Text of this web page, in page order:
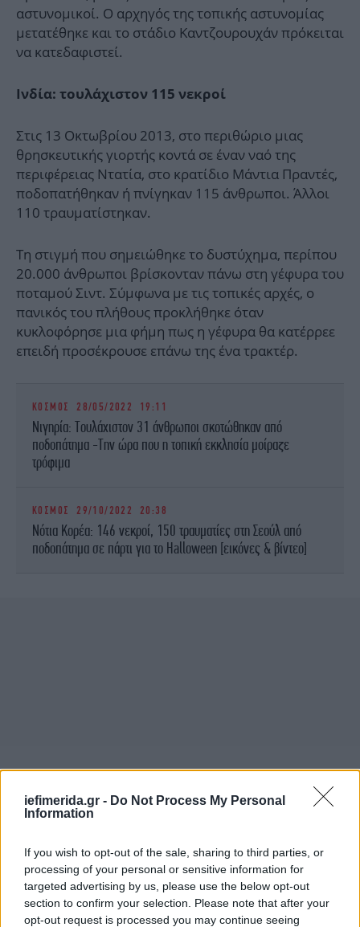
iefimerida.gr - Do Not Process My Personal
Information
If you wish to opt-out of the sale, sharing to third parties, or
processing of your personal or sensitive information for
targeted advertising by us, please use the below opt-out
section to confirm your selection. Please note that after your
opt-out request is processed you may continue seeing
αστυνομικοί. Ο αρχηγός της τοπικής αστυνομίας
μετατέθηκε και το στάδιο Καντζουρουχάν πρόκειται
να κατεδαφιστεί.
Ινδία: τουλάχιστον 115 νεκροί
Στις 13 Οκτωβρίου 2013, στο περιθώριο μιας
θρησκευτικής γιορτής κοντά σε έναν ναό της
περιφέρειας Ντατία, στο κρατίδιο Μάντια Πραντές,
ποδοπατήθηκαν ή πνίγηκαν 115 άνθρωποι. Άλλοι
110 τραυματίστηκαν.
Τη στιγμή που σημειώθηκε το δυστύχημα, περίπου
20.000 άνθρωποι βρίσκονταν πάνω στη γέφυρα του
ποταμού Σιντ. Σύμφωνα με τις τοπικές αρχές, ο
πανικός του πλήθους προκλήθηκε όταν
κυκλοφόρησε μια φήμη πως η γέφυρα θα κατέρρεε
επειδή προσέκρουσε επάνω της ένα τρακτέρ.
ΚΟΣΜΟΣ 28/05/2022 19:11
Νιγηρία: Τουλάχιστον 31 άνθρωποι σκοτώθηκαν από
ποδοπάτημα -Την ώρα που η τοπική εκκλησία μοίραζε
τρόφιμα
ΚΟΣΜΟΣ 29/10/2022 20:38
Νότια Κορέα: 146 νεκροί, 150 τραυματίες στη Σεούλ από
ποδοπάτημα σε πάρτι για το Halloween [εικόνες & βίντεο]